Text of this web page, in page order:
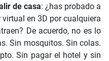
de casa: ¿has probado a
en 3D por cualquiera
De acuerdo, no es lo
Sin mosquitos. Sin colas.
Sin pagar el hotel y sin